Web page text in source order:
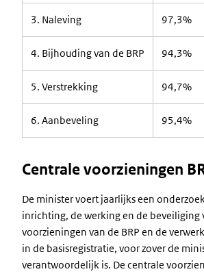
3. Naleving 97,3%
4. Bijhouding van de BRP 94,3%
5. Verstrekking 94,7%
6. Aanbeveling 95,4%
Centrale voorzieningen
De minister voert jaarlijks een
inrichting, de werking en de beveiliging
voorzieningen van de BRP en de
in de basisregistratie, voor zover de
verantwoordelijk is. De centrale